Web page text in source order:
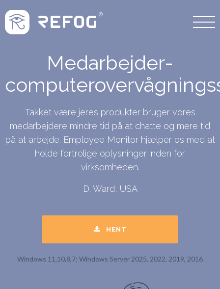
Medarbejder-
Takket være jeres produkter bruger vores
medarbejdere mindre tid på at chatte og mere tid
på at arbejde. Employee Monitor hjælper os med at
holde fortrolige oplysninger inden for
virksomheden.
D. Ward, USA
HENT
Windows 11,10,8,7; Windows Server 2025, 2022, 2019, 2016